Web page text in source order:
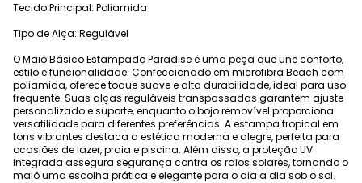
Tecido Principal: Poliamida
Tipo de Alça: Regulável
O Maiô Básico Estampado Paradise é uma peça que une conforto,
estilo e funcionalidade. Confeccionado em microfibra Beach com
poliamida, oferece toque suave e alta durabilidade, ideal para uso
frequente. Suas alças reguláveis transpassadas garantem ajuste
personalizado e suporte, enquanto o bojo removível proporciona
versatilidade para diferentes preferências. A estampa tropical em
tons vibrantes destaca a estética moderna e alegre, perfeita para
ocasiões de lazer, praia e piscina. Além disso, a proteção UV
integrada assegura segurança contra os raios solares, tornando o
maiô uma escolha prática e elegante para o dia a dia sob o sol.